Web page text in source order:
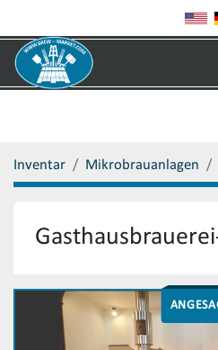
Inventar Mikrobrauanlagen